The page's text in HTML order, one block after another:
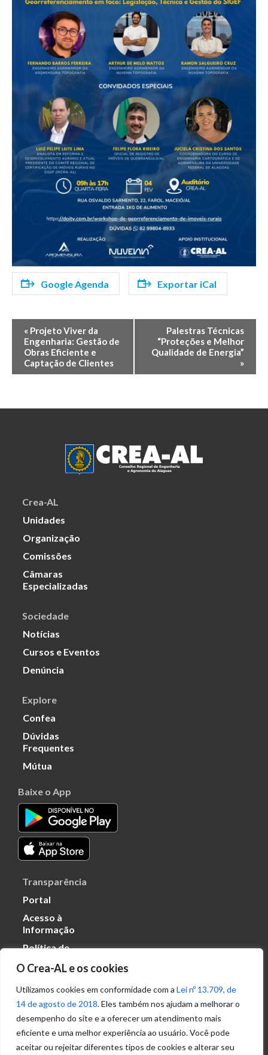
O Crea-AL e os cookies
Utilizamos cookies em conformidade com a Lei nº 13.709, de
14 de agosto de 2018. Eles também nos ajudam a melhorar o
desempenho do site e a oferecer um atendimento mais
eficiente e uma melhor experiência ao usuário. Você pode
aceitar ou rejeitar diferentes tipos de cookies e alterar seu
Google Agenda Exportar iCal
Evento
Navegação
« Projeto Viver da
Engenharia: Gestão de
Obras Eficiente e
Captação de Clientes
Palestras Técnicas
“Proteções e Melhor
Qualidade de Energia”
»
Crea-AL
Unidades
Organização
Comissões
Câmaras
Especializadas
Sociedade
Notícias
Cursos e Eventos
Denúncia
Explore
Confea
Dúvidas
Frequentes
Mútua
Baixe o App
Transparência
Portal
Acesso à
Informação
Política de
Dados
Ouvidoria
(82) 2123 0864
ouvidoria@crea-al.org.br